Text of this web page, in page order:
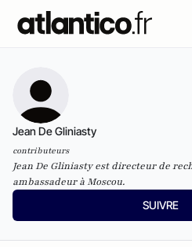
Jean De Gliniasty
contributeurs
Jean De Gliniasty est directeur de
ambassadeur à Moscou.
SUIVRE